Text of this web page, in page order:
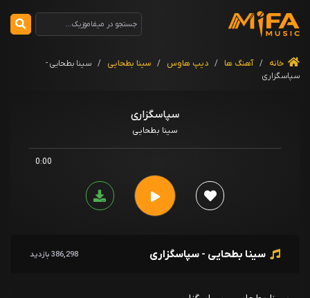
خانه / آهنگ ها / دیپ هاوس / سینا بطحایی / سینا بطحایی -
سپاسگزاری
سپاسگزاری
سینا بطحایی
0:00
سینا بطحایی - سپاسگزاری 386,298 بازدید